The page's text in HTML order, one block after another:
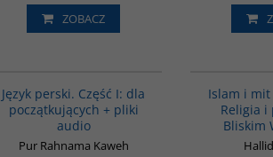
ZOBACZ
Język perski. Część I: dla
początkujących + pliki
audio
Pur Rahnama Kaweh
Islam i
Religia i
Bliskim